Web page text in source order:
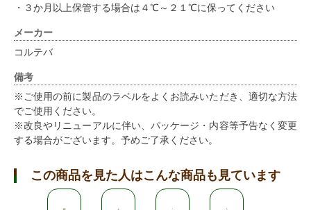
・３か月以上保管する場合は４℃～２１℃に保ってください
メーカー
コルテバ
備考
※ご使用の前に製品のラベルをよくお読みいただき、適切な方法
でご使用ください。
※改良やリニューアルに伴い、パッケージ・内容等予告なく変更
する場合がございます。予めご了承ください。
この商品を見た人はこんな商品も見ています